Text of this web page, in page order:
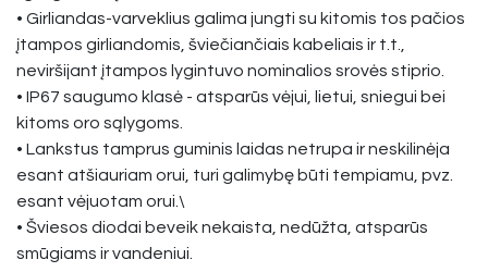
• Girliandas-varveklius galima jungti su kitomis tos pačios
įtampos girliandomis, šviečiančiais kabeliais ir t.t.,
neviršijant įtampos lygintuvo nominalios srovės stiprio.
• IP67 saugumo klasė - atsparūs vėjui, lietui, sniegui bei
kitoms oro sąlygoms.
• Lankstus tamprus guminis laidas netrupa ir neskilinėja
esant atšiauriam orui, turi galimybę būti tempiamu, pvz.
esant vėjuotam orui.\
• Šviesos diodai beveik nekaista, nedūžta, atsparūs
smūgiams ir vandeniui.